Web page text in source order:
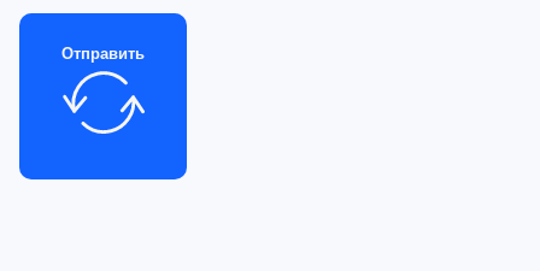
Отправить